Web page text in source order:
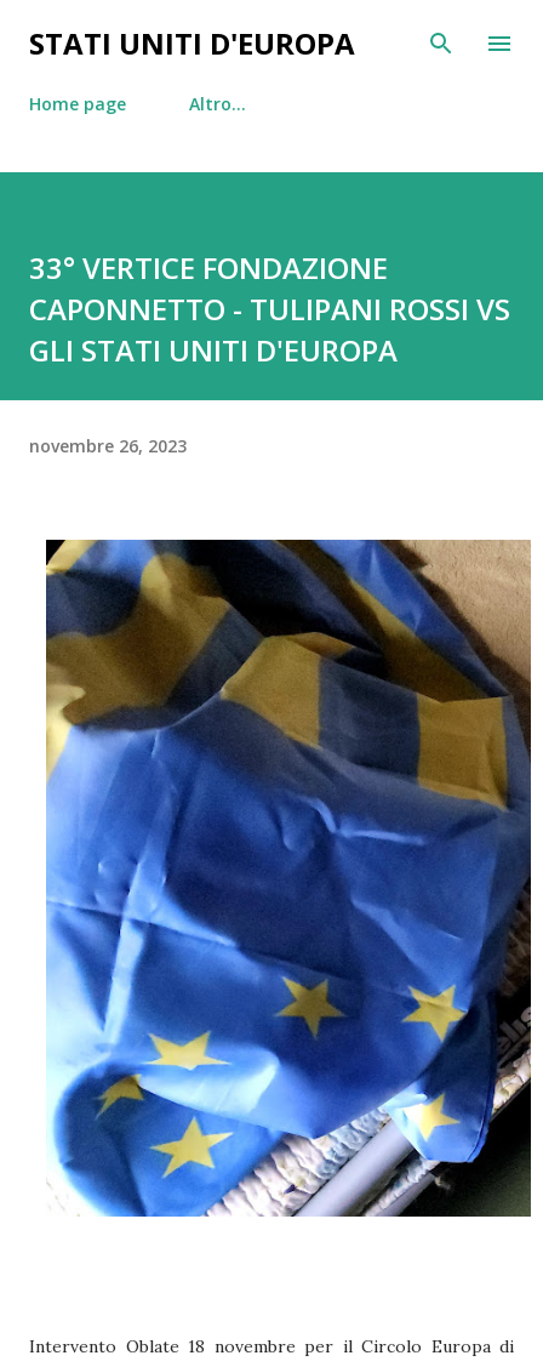
Passa ai contenuti principali
STATI UNITI D'EUROPA
Home page Altro…
33° VERTICE FONDAZIONE
CAPONNETTO - TULIPANI ROSSI VS
GLI STATI UNITI D'EUROPA
novembre 26, 2023
Intervento Oblate 18 novembre per il Circolo Europa di